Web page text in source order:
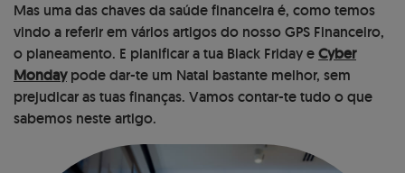
Mas uma das chaves da saúde financeira é, como temos
vindo a referir em vários artigos do nosso GPS Financeiro,
o planeamento. E planificar a tua Black Friday eCyber
Mondaypode dar-te um Natal bastante melhor, sem
prejudicar as tuas finanças. Vamos contar-te tudo o que
sabemos neste artigo.